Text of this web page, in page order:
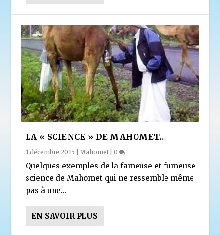
LA « SCIENCE » DE MAHOMET…
1 décembre 2015 |Mahomet |0
Quelques exemples de la fameuse et fumeuse
science de Mahomet qui ne ressemble même
pas à une...
EN SAVOIR PLUS